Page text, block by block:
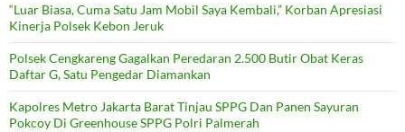
“Luar Biasa, Cuma Satu Jam Mobil Saya Kembali,” Korban Apresiasi
Kinerja Polsek Kebon Jeruk
Polsek Cengkareng Gagalkan Peredaran 2.500 Butir Obat Keras
Daftar G, Satu Pengedar Diamankan
Kapolres Metro Jakarta Barat Tinjau SPPG Dan Panen Sayuran
Pokcoy Di Greenhouse SPPG Polri Palmerah